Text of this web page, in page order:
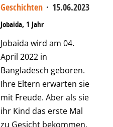
Geschichten · 15.06.2023
Jobaida, 1 Jahr
Jobaida wird am 04.
April 2022 in
Bangladesch geboren.
Ihre Eltern erwarten sie
mit Freude. Aber als sie
ihr Kind das erste Mal
zu Gesicht bekommen,